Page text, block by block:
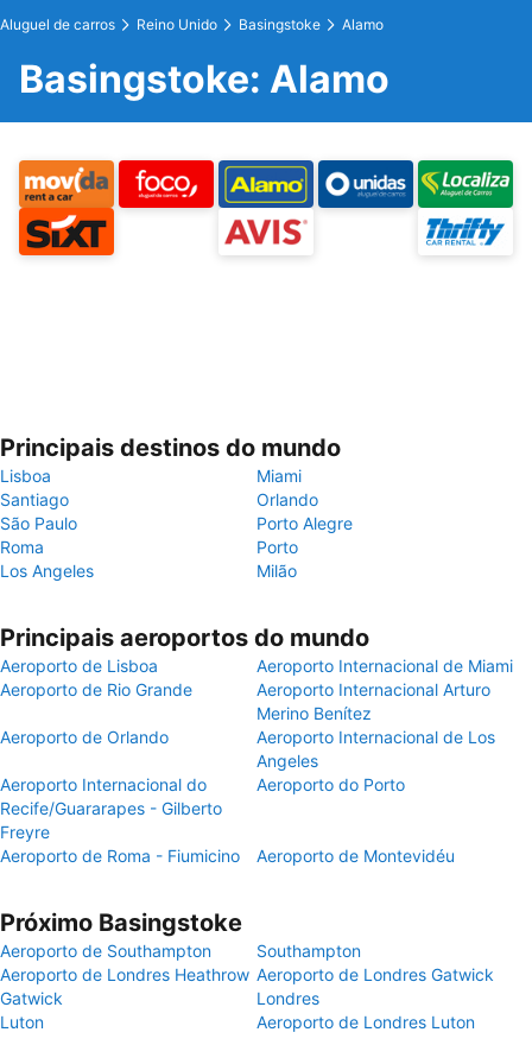
Aluguel de carros Reino Unido Basingstoke Alamo
Basingstoke: Alamo
Principais destinos do mundo
Lisboa
Miami
Santiago
Orlando
São Paulo
Porto Alegre
Roma
Porto
Los Angeles
Milão
Principais aeroportos do mundo
Aeroporto de Lisboa
Aeroporto Internacional de Miami
Aeroporto de Rio Grande
Aeroporto Internacional Arturo
Merino Benítez
Aeroporto de Orlando
Aeroporto Internacional de Los
Angeles
Aeroporto Internacional do
Recife/Guararapes - Gilberto
Freyre
Aeroporto do Porto
Aeroporto de Roma - Fiumicino Aeroporto de Montevidéu
Próximo Basingstoke
Aeroporto de Southampton
Southampton
Aeroporto de Londres Heathrow Aeroporto de Londres Gatwick
Gatwick
Londres
Luton
Aeroporto de Londres Luton